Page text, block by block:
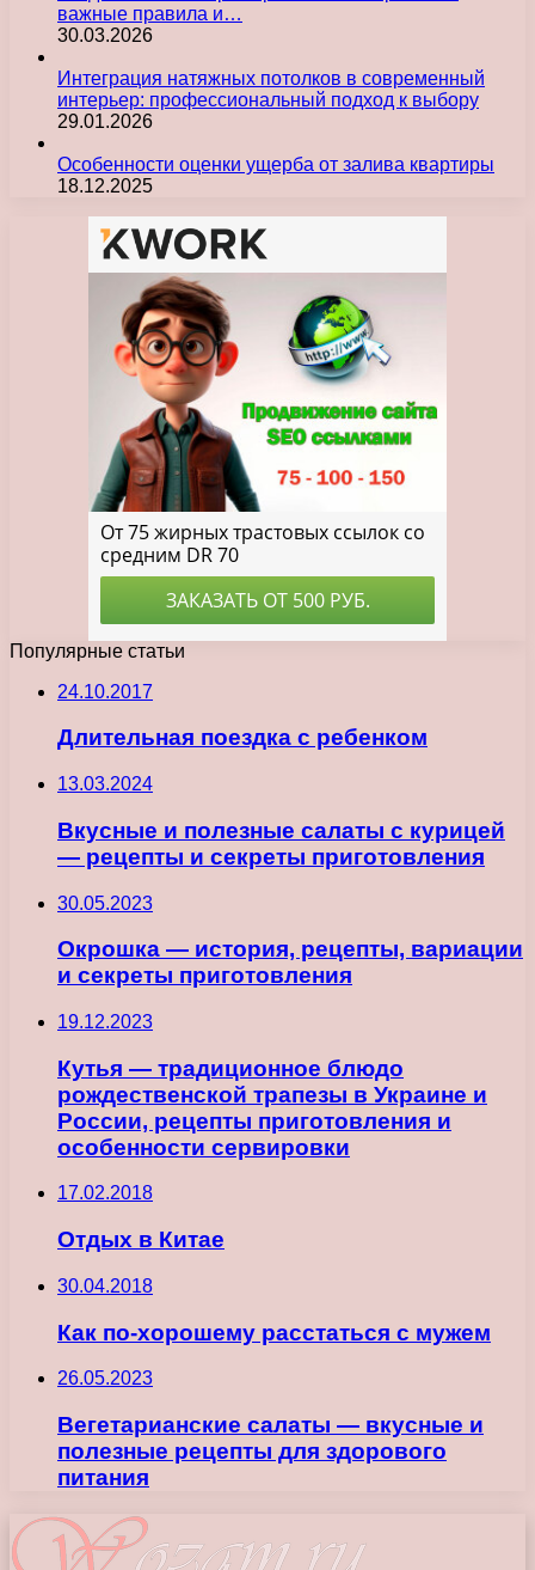
важные правила и…
30.03.2026
Интеграция натяжных потолков в современный
интерьер: профессиональный подход к выбору
29.01.2026
Особенности оценки ущерба от залива квартиры
18.12.2025
Популярные статьи
24.10.2017
Длительная поездка с ребенком
13.03.2024
Вкусные и полезные салаты с курицей
— рецепты и секреты приготовления
30.05.2023
Окрошка — история, рецепты, вариации
и секреты приготовления
19.12.2023
Кутья — традиционное блюдо
рождественской трапезы в Украине и
России, рецепты приготовления и
особенности сервировки
17.02.2018
Отдых в Китае
30.04.2018
Как по-хорошему расстаться с мужем
26.05.2023
Вегетарианские салаты — вкусные и
полезные рецепты для здорового
питания